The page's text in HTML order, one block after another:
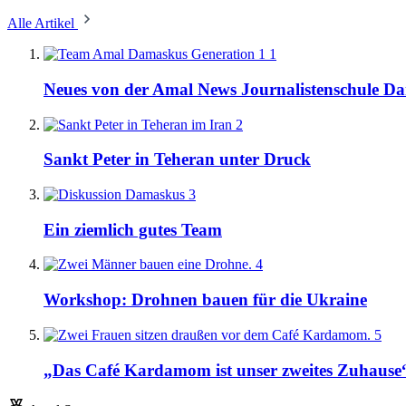
Alle Artikel
1
Neues von der Amal News Journalistenschule
2
Sankt Peter in Teheran unter Druck
3
Ein ziemlich gutes Team
4
Workshop: Drohnen bauen für die Ukraine
5
„Das Café Kardamom ist unser zweites